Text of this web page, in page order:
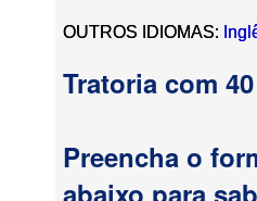
OUTROS IDIOMAS:
Tratoria com
Preencha o
abaixo para